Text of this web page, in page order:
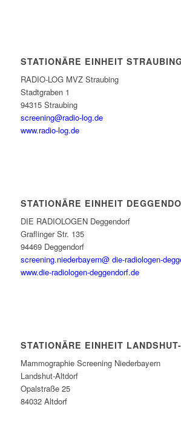
STATIONÄRE EINHEIT
RADIO-LOG MVZ Straubing
Stadtgraben 1
94315 Straubing
screening@radio-log.de
www.radio-log.de
STATIONÄRE EINHEIT
DIE RADIOLOGEN Deggendorf
Graflinger Str. 135
94469 Deggendorf
screening.niederbayern@ die-radiologen-
www.die-radiologen-deggendorf.de
STATIONÄRE EINHEIT
Mammographie Screening Niederbayern
Landshut-Altdorf
Opalstraße 25
84032 Altdorf